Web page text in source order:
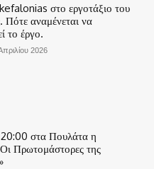
στο εργοτάξιο του
αναμένεται να
το έργο.
2026
στα Πουλάτα η
Πρωτομάστορες της